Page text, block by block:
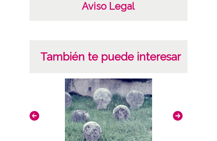
Aviso Legal
También te puede interesar